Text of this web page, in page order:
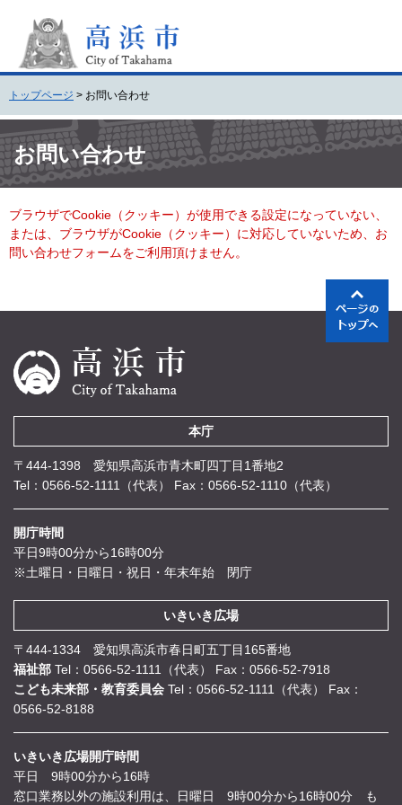
頭
で
す
。
飛
ば
し
て
本
へ
トップページ > お問い合わせ
文 お問い合わせ
ブラウザでCookie（クッキー）が使用できる設定になっていない、
または、ブラウザがCookie（クッキー）に対応していないため、お
問い合わせフォームをご利用頂けません。
本庁
〒444-1398 愛知県高浜市青木町四丁目1番地2
Tel：0566-52-1111（代表）
Fax：0566-52-1110（代表）
開庁時間
平日9時00分から16時00分
※土曜日・日曜日・祝日・年末年始 閉庁
いきいき広場
〒444-1334 愛知県高浜市春日町五丁目165番地
福祉部 Tel：0566-52-1111（代表）
Fax：0566-52-7918
こども未来部・教育委員会 Tel：0566-52-1111（代表）
Fax：
0566-52-8188
いきいき広場開庁時間
平日 9時00分から16時
窓口業務以外の施設利用は、日曜日 9時00分から16時00分 も